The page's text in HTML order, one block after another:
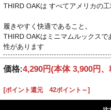
THIRD OAKは すべてアメリカの
履きやすく快適であること。
THIRD OAKはミニマムルックス
性があります
価格:4,290円(本体 3,900円、
[ポイント還元 42ポイント～]